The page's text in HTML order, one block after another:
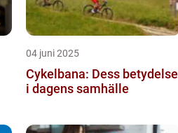
04 juni 2025
Cykelbana: Dess betydelse
i dagens samhälle